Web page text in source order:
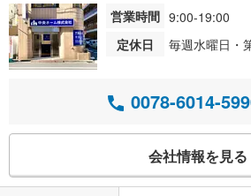
営業時間 9:00-19:00
定休日
毎週水曜日・
0078-6014-
会社情報を見る